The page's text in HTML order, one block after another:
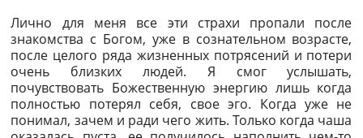
Лично для меня все эти страхи пропали после
знакомства с Богом, уже в сознательном возрасте,
после целого ряда жизненных потрясений и потери
очень близких людей. Я смог услышать,
почувствовать Божественную энергию лишь когда
полностью потерял себя, свое эго. Когда уже не
понимал, зачем и ради чего жить. Только когда чаша